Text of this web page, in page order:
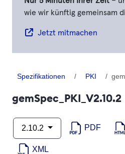
wie wir künftig gemeinsam
Jetzt mitmachen
Spezifikationen PKI
gemSpec_PKI_V2.10.2
2.10.2 PDF
XML